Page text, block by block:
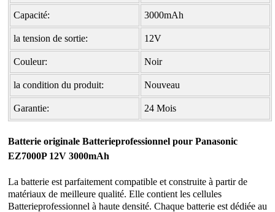
Capacité: 3000mAh
la tension de sortie: 12V
Couleur: Noir
la condition du produit: Nouveau
Garantie: 24 Mois
Batterie originale Batterieprofessionnel pour Panasonic
EZ7000P 12V 3000mAh
La batterie est parfaitement compatible et construite à partir de
matériaux de meilleure qualité. Elle contient les cellules
Batterieprofessionnel à haute densité. Chaque batterie est dédiée au